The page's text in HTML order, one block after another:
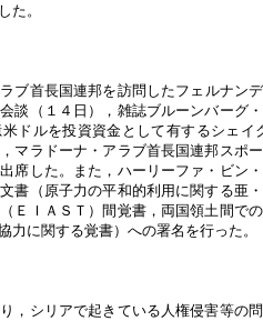
た。
ブ首長国連邦を訪問したフェルナ
談（１４日），雑誌ブルーンバーグ
ドルを投資資金として有するシェ
マラドーナ・アラブ首長国連邦ス
席した。また，ハーリーファ・ビン
書（原子力の平和的利用に関する亜
ＥＩＡＳＴ）間覚書，両国領土間で
力に関する覚書）への署名を行った。
，シリアで起きている人権侵害等の